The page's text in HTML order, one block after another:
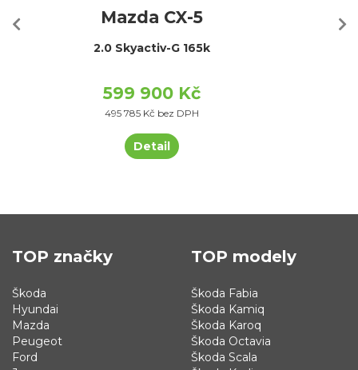
Mazda CX-5
2.0 Skyactiv-G 165k
599 900 Kč
495 785 Kč bez DPH
Detail
TOP značky
Škoda
Hyundai
Mazda
Peugeot
Ford
TOP modely
Škoda Fabia
Škoda Kamiq
Škoda Karoq
Škoda Octavia
Škoda Scala